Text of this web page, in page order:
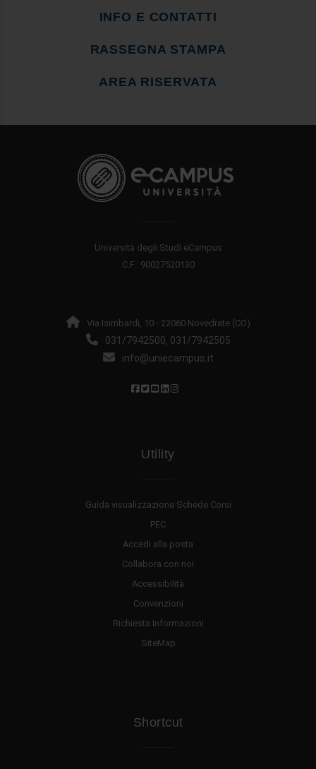
INFO E CONTATTI
RASSEGNA STAMPA
AREA RISERVATA
Università degli Studi eCampus
C.F.: 90027520130
Via Isimbardi, 10 - 22060 Novedrate (CO)
031/7942500, 031/7942505
info@uniecampus.it
Utility
Guida visualizzazione Schede Corsi
PEC
Accedi alla posta
Collabora con noi
Accessibilità
Convenzioni
Richiesta Informazioni
SiteMap
Shortcut